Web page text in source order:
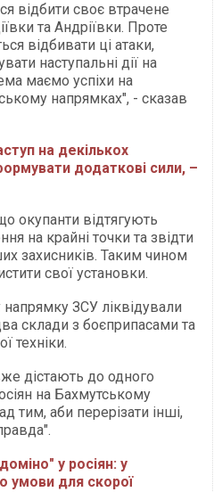
відбити своє втрачене
та Андріївки. Проте
відбивати ці атаки,
наступальні дії на
маємо успіхи на
напрямках", - сказав
на декількох
додаткові сили, –
окупанти відтягують
на крайні точки та звідти
захисників. Таким чином
свої установки.
ЗСУ ліквідували
склади з боєприпасами та
техніки.
дістають до одного
на Бахмутському
тим, аби перерізати інші,
у росіян: у
умови для скорої